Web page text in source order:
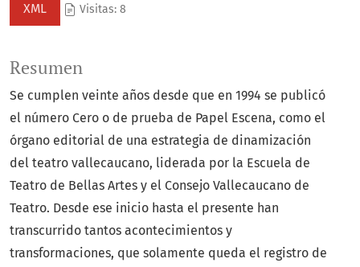
XML Visitas: 8
Resumen
Se cumplen veinte años desde que en 1994 se publicó
el número Cero o de prueba de Papel Escena, como el
órgano editorial de una estrategia de dinamización
del teatro vallecaucano, liderada por la Escuela de
Teatro de Bellas Artes y el Consejo Vallecaucano de
Teatro. Desde ese inicio hasta el presente han
transcurrido tantos acontecimientos y
transformaciones, que solamente queda el registro de